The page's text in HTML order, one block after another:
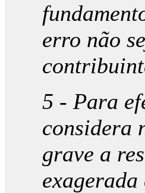
erro não
5 - Para
considera
grave a